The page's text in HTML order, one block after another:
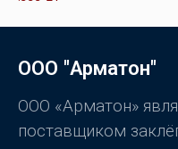
и
з
ООО "Арматон"
ООО «Арматон»
поставщиком